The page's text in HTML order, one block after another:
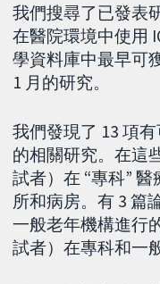
我們搜尋了已發表
在醫院環境中使用
學資料庫中最早可
1 月的研究。
我們發現了 13 項
的相關研究。在這
試者）在 “專科”
所和病房。有 3 篇
一般老年機構進行
試者）在專科和一